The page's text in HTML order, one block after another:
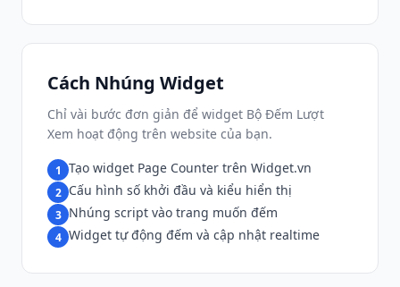
Cách Nhúng Widget
Chỉ vài bước đơn giản để widget Bộ Đếm Lượt
Xem hoạt động trên website của bạn.
1 Tạo widget Page Counter trên Widget.vn
2 Cấu hình số khởi đầu và kiểu hiển thị
3 Nhúng script vào trang muốn đếm
4 Widget tự động đếm và cập nhật realtime